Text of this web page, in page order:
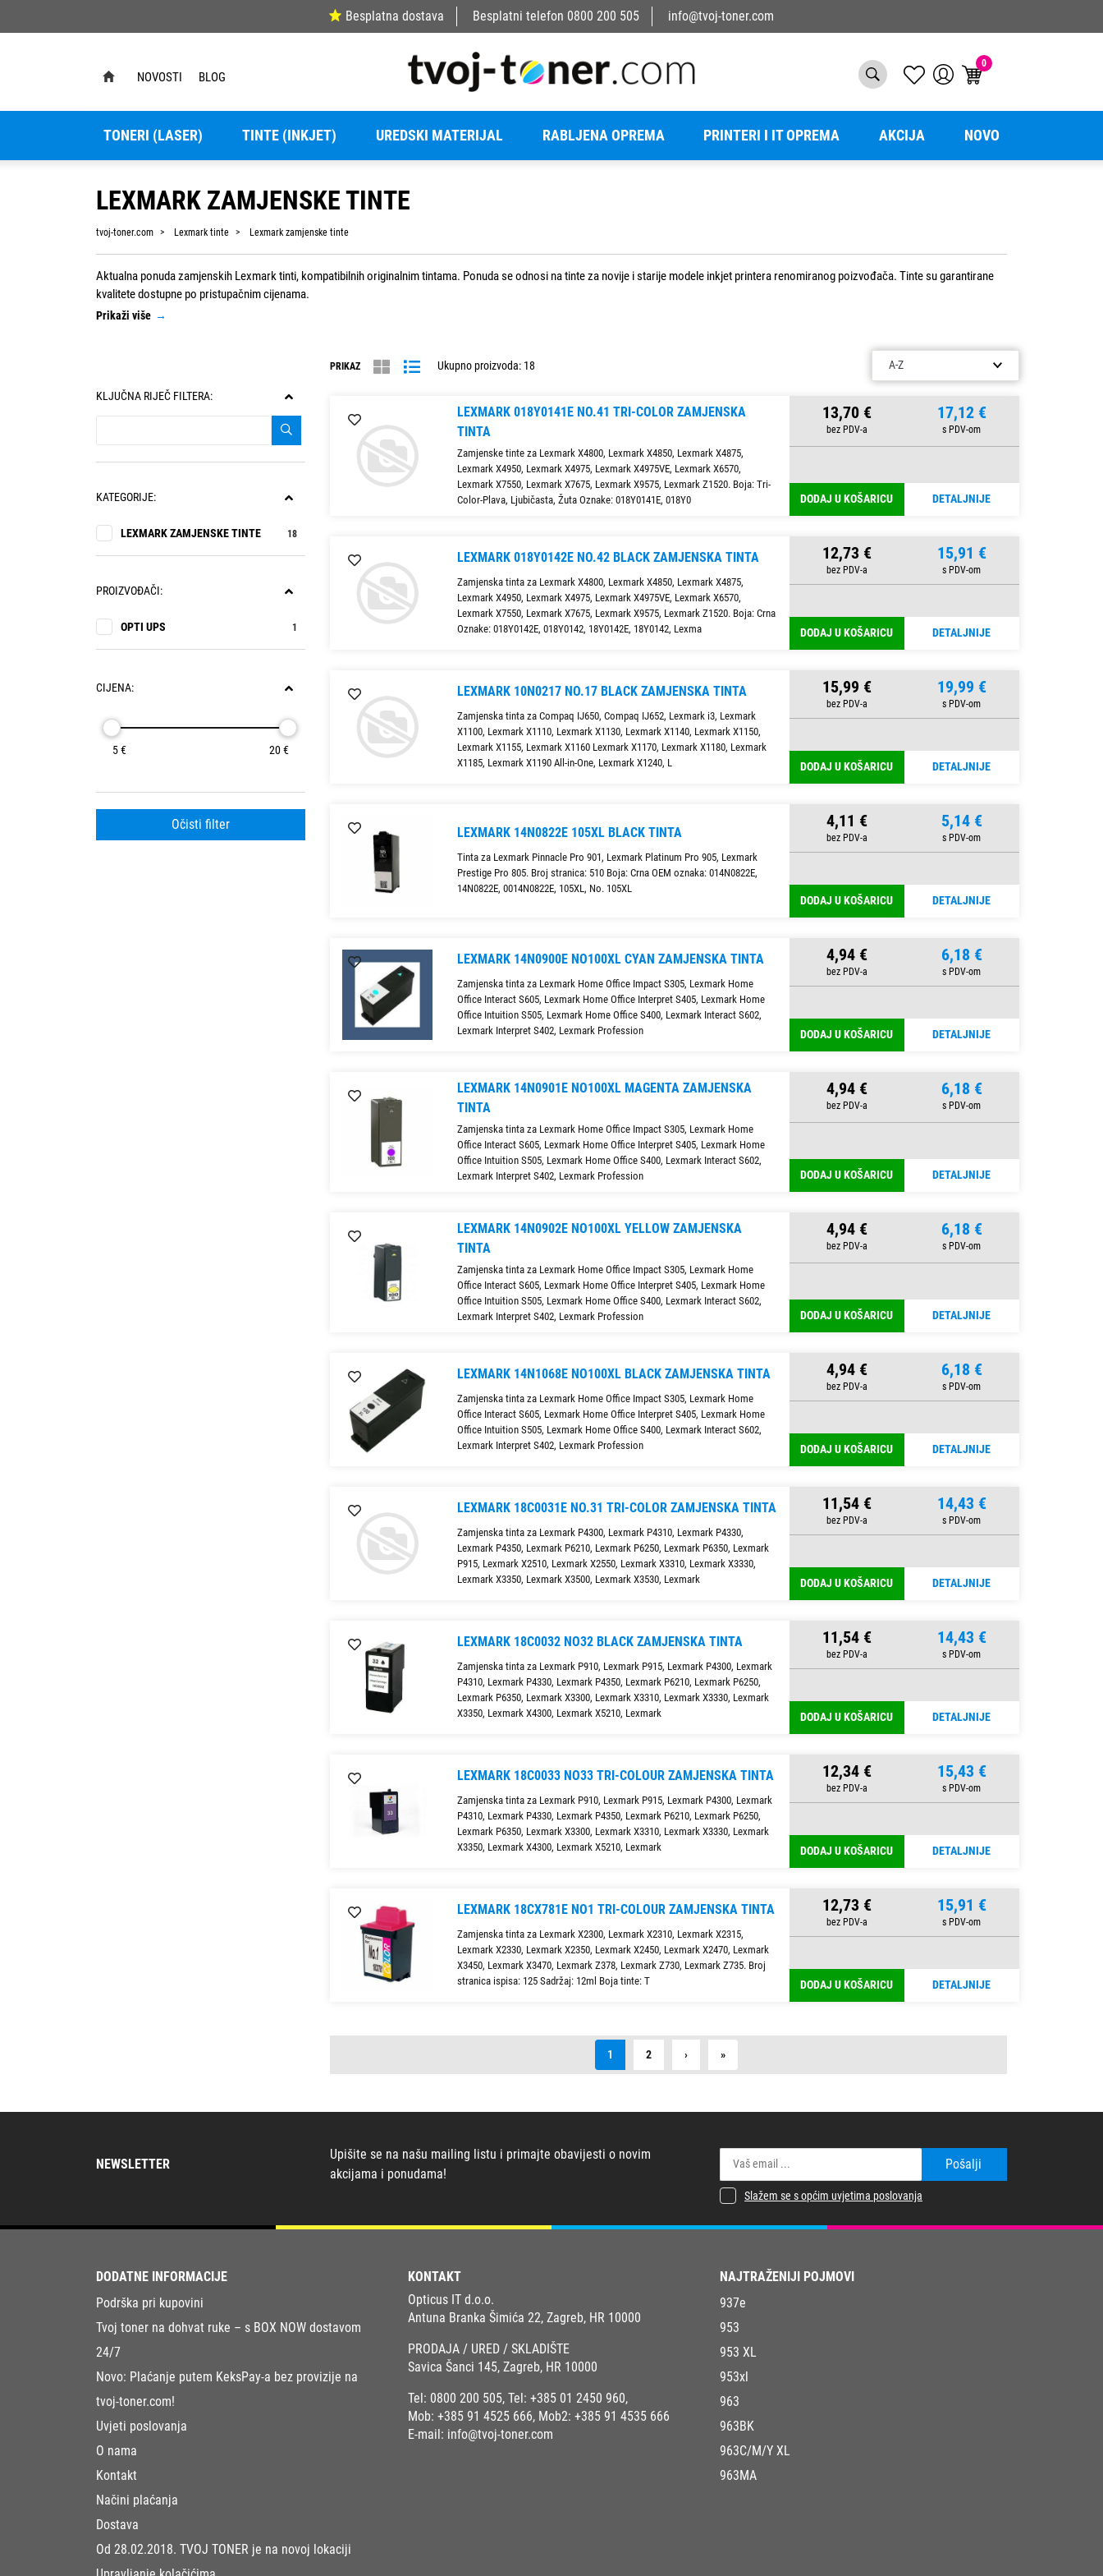
Besplatna dostava Besplatni telefon 0800 200 505 info@tvoj-toner.com
NOVOSTI BLOG
0
TONERI (LASER) TINTE (INKJET) UREDSKI MATERIJAL RABLJENA OPREMA PRINTERI I IT OPREMA AKCIJA NOVO
LEXMARK ZAMJENSKE TINTE
tvoj-toner.com Lexmark tinte Lexmark zamjenske tinte
Aktualna ponuda zamjenskih Lexmark tinti, kompatibilnih originalnim tintama. Ponuda se odnosi na tinte za novije i starije modele inkjet printera renomiranog poizvođača. Tinte su garantirane
kvalitete dostupne po pristupačnim cijenama.
Prikaži više →
KLJUČNA RIJEČ FILTERA:
KATEGORIJE:
LEXMARK ZAMJENSKE TINTE 18
PROIZVOĐAČI:
OPTI UPS 1
CIJENA:
5 € 20 €
Očisti filter
Ukupno proizvoda: 18
PRIKAZ
LEXMARK 018Y0141E NO.41 TRI-COLOR ZAMJENSKA
TINTA
Zamjenske tinte za Lexmark X4800, Lexmark X4850, Lexmark X4875,
Lexmark X4950, Lexmark X4975, Lexmark X4975VE, Lexmark X6570,
Lexmark X7550, Lexmark X7675, Lexmark X9575, Lexmark Z1520. Boja: Tri-
Color-Plava, Ljubičasta, Žuta Oznake: 018Y0141E, 018Y0
13,70 € 17,12 €
DODAJ U KOŠARICU DETALJNIJE
LEXMARK 018Y0142E NO.42 BLACK ZAMJENSKA TINTA
Zamjenska tinta za Lexmark X4800, Lexmark X4850, Lexmark X4875,
Lexmark X4950, Lexmark X4975, Lexmark X4975VE, Lexmark X6570,
Lexmark X7550, Lexmark X7675, Lexmark X9575, Lexmark Z1520. Boja: Crna
Oznake: 018Y0142E, 018Y0142, 18Y0142E, 18Y0142, Lexma
12,73 € 15,91 €
DODAJ U KOŠARICU DETALJNIJE
LEXMARK 10N0217 NO.17 BLACK ZAMJENSKA TINTA
Zamjenska tinta za Compaq IJ650, Compaq IJ652, Lexmark i3, Lexmark
X1100, Lexmark X1110, Lexmark X1130, Lexmark X1140, Lexmark X1150,
Lexmark X1155, Lexmark X1160 Lexmark X1170, Lexmark X1180, Lexmark
X1185, Lexmark X1190 All-in-One, Lexmark X1240, L
15,99 € 19,99 €
DODAJ U KOŠARICU DETALJNIJE
LEXMARK 14N0822E 105XL BLACK TINTA
Tinta za Lexmark Pinnacle Pro 901, Lexmark Platinum Pro 905, Lexmark
Prestige Pro 805. Broj stranica: 510 Boja: Crna OEM oznaka: 014N0822E,
14N0822E, 0014N0822E, 105XL, No. 105XL
4,11 € 5,14 €
DODAJ U KOŠARICU DETALJNIJE
LEXMARK 14N0900E NO100XL CYAN ZAMJENSKA TINTA
Zamjenska tinta za Lexmark Home Office Impact S305, Lexmark Home
Office Interact S605, Lexmark Home Office Interpret S405, Lexmark Home
Office Intuition S505, Lexmark Home Office S400, Lexmark Interact S602,
Lexmark Interpret S402, Lexmark Profession
4,94 € 6,18 €
DODAJ U KOŠARICU DETALJNIJE
LEXMARK 14N0901E NO100XL MAGENTA ZAMJENSKA
TINTA
Zamjenska tinta za Lexmark Home Office Impact S305, Lexmark Home
Office Interact S605, Lexmark Home Office Interpret S405, Lexmark Home
Office Intuition S505, Lexmark Home Office S400, Lexmark Interact S602,
Lexmark Interpret S402, Lexmark Profession
4,94 € 6,18 €
DODAJ U KOŠARICU DETALJNIJE
LEXMARK 14N0902E NO100XL YELLOW ZAMJENSKA
TINTA
Zamjenska tinta za Lexmark Home Office Impact S305, Lexmark Home
Office Interact S605, Lexmark Home Office Interpret S405, Lexmark Home
Office Intuition S505, Lexmark Home Office S400, Lexmark Interact S602,
Lexmark Interpret S402, Lexmark Profession
4,94 € 6,18 €
DODAJ U KOŠARICU DETALJNIJE
LEXMARK 14N1068E NO100XL BLACK ZAMJENSKA TINTA
Zamjenska tinta za Lexmark Home Office Impact S305, Lexmark Home
Office Interact S605, Lexmark Home Office Interpret S405, Lexmark Home
Office Intuition S505, Lexmark Home Office S400, Lexmark Interact S602,
Lexmark Interpret S402, Lexmark Profession
4,94 € 6,18 €
DODAJ U KOŠARICU DETALJNIJE
LEXMARK 18C0031E NO.31 TRI-COLOR ZAMJENSKA TINTA
Zamjenska tinta za Lexmark P4300, Lexmark P4310, Lexmark P4330,
Lexmark P4350, Lexmark P6210, Lexmark P6250, Lexmark P6350, Lexmark
P915, Lexmark X2510, Lexmark X2550, Lexmark X3310, Lexmark X3330,
Lexmark X3350, Lexmark X3500, Lexmark X3530, Lexmark
11,54 € 14,43 €
DODAJ U KOŠARICU DETALJNIJE
LEXMARK 18C0032 NO32 BLACK ZAMJENSKA TINTA
Zamjenska tinta za Lexmark P910, Lexmark P915, Lexmark P4300, Lexmark
P4310, Lexmark P4330, Lexmark P4350, Lexmark P6210, Lexmark P6250,
Lexmark P6350, Lexmark X3300, Lexmark X3310, Lexmark X3330, Lexmark
X3350, Lexmark X4300, Lexmark X5210, Lexmark
11,54 € 14,43 €
DODAJ U KOŠARICU DETALJNIJE
LEXMARK 18C0033 NO33 TRI-COLOUR ZAMJENSKA TINTA
Zamjenska tinta za Lexmark P910, Lexmark P915, Lexmark P4300, Lexmark
P4310, Lexmark P4330, Lexmark P4350, Lexmark P6210, Lexmark P6250,
Lexmark P6350, Lexmark X3300, Lexmark X3310, Lexmark X3330, Lexmark
X3350, Lexmark X4300, Lexmark X5210, Lexmark
12,34 € 15,43 €
DODAJ U KOŠARICU DETALJNIJE
LEXMARK 18CX781E NO1 TRI-COLOUR ZAMJENSKA TINTA
Zamjenska tinta za Lexmark X2300, Lexmark X2310, Lexmark X2315,
Lexmark X2330, Lexmark X2350, Lexmark X2450, Lexmark X2470, Lexmark
X3450, Lexmark X3470, Lexmark Z378, Lexmark Z730, Lexmark Z735. Broj
stranica ispisa: 125 Sadržaj: 12ml Boja tinte: T
12,73 € 15,91 €
DODAJ U KOŠARICU DETALJNIJE
1 2 ›Next »Last
NEWSLETTER
Upišite se na našu mailing listu i primajte obavijesti o novim
akcijama i ponudama!
Pošalji
Slažem se s općim uvjetima poslovanja
DODATNE INFORMACIJE
Podrška pri kupovini
Tvoj toner na dohvat ruke – s BOX NOW dostavom
24/7
Novo: Plaćanje putem KeksPay-a bez provizije na
tvoj-toner.com!
Uvjeti poslovanja
O nama
Kontakt
Načini plaćanja
Dostava
Od 28.02.2018. TVOJ TONER je na novoj lokaciji
KONTAKT
Opticus IT d.o.o.
Antuna Branka Šimića 22, Zagreb, HR 10000
PRODAJA / URED / SKLADIŠTE
Savica Šanci 145, Zagreb, HR 10000
Tel: 0800 200 505, Tel: +385 01 2450 960,
Mob: +385 91 4525 666, Mob2: +385 91 4535 666
E-mail: info@tvoj-toner.com
NAJTRAŽENIJI POJMOVI
937e
953
953 XL
953xl
963
963BK
963C/M/Y XL
963MA